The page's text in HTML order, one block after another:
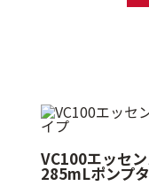
VC100エッセ
285mLポンプ